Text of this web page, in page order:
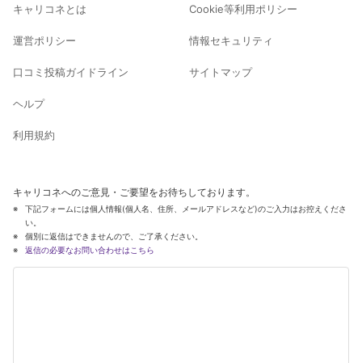
キャリコネとは
運営ポリシー
口コミ投稿ガイドライン
ヘルプ
利用規約
Cookie等利用ポリシー
情報セキュリティ
サイトマップ
キャリコネへのご意見・ご要望をお待ちしております。
下記フォームには個人情報(個人名、住所、メールアドレスなど)のご入力はお控えくださ
い。
個別に返信はできませんので、ご了承ください。
返信の必要なお問い合わせはこちら